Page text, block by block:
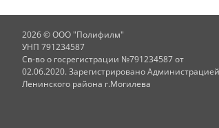
2026 © ООО "Полифилм"
УНП 791234587
Св-во о госрегистрации №791234587 от
02.06.2020. Зарегистрировано Администрацией
Ленинского района г.Могилева